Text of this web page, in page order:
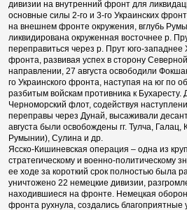
дивизии на внутренний фронт для
основные силы 2-го и 3-го Украинских
на внешнем фронте окружения, вглубь
ликвидирована окруженная восточнее р.
переправиться через р. Прут юго-западнее
фронта, развивая успех в сторону
направлении, 27 августа освободили
го Украинского фронта, наступая на юг по
разбитым войскам противника к
Черноморский флот, содействуя
переправы через Дунай, высаживали
августа были освобождены гг. Тулча,
Румынии), Сулина и др.
Ясско-Кишиневская операция – одна из
стратегическому и военно-
ее ходе за короткий срок полностью была
уничтожено 22 немецкие дивизии,
находившиеся на фронте. Немецкая
фронта рухнула, создались